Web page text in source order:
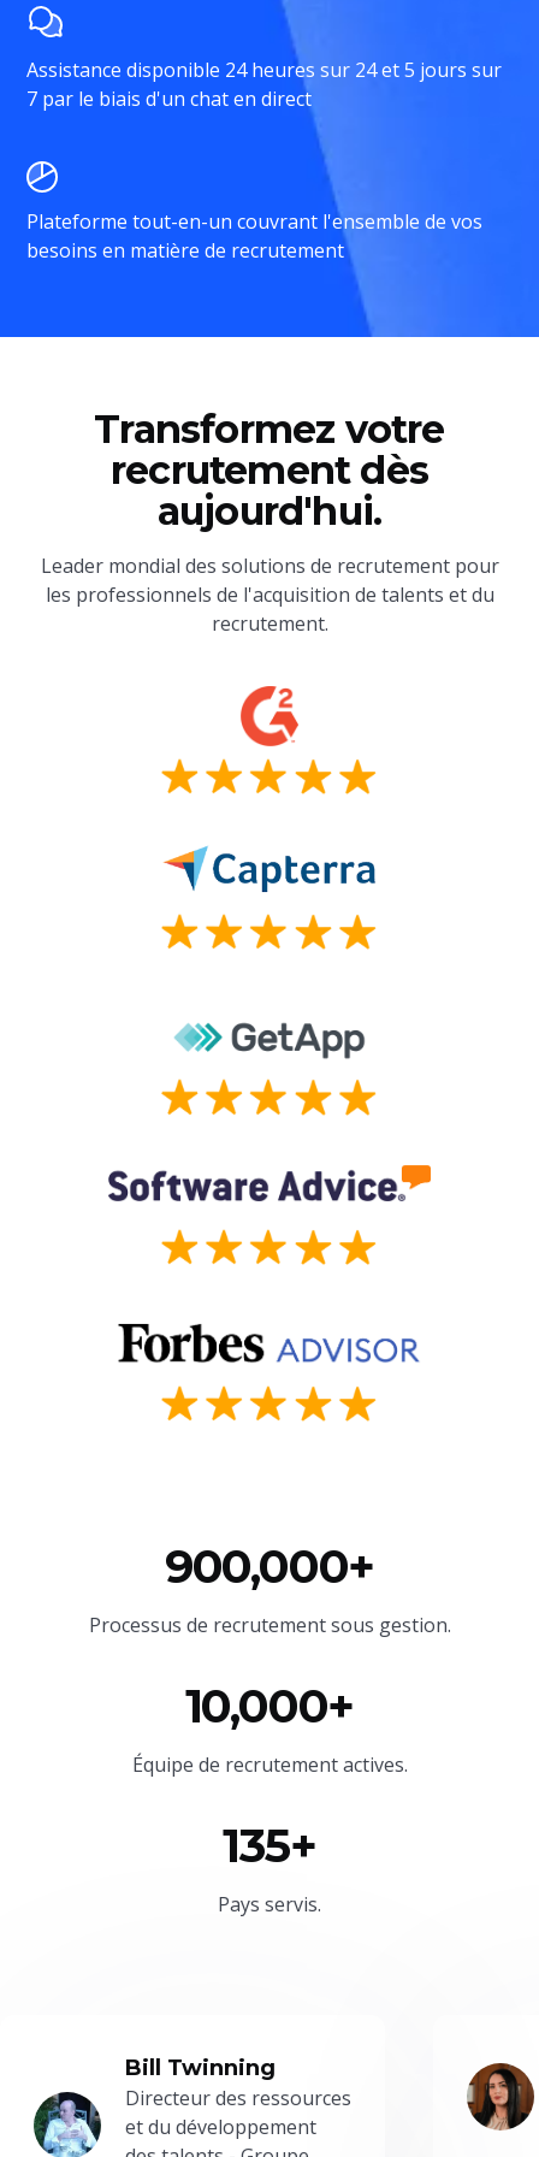
Assistance disponible 24 heures sur 24 et 5 jours sur
7 par le biais d'un chat en direct
Plateforme tout-en-un couvrant l'ensemble de vos
besoins en matière de recrutement
Transformez votre
recrutement dès
aujourd'hui.
Leader mondial des solutions de recrutement pour
les professionnels de l'acquisition de talents et du
recrutement.
900,000+
Processus de recrutement sous gestion.
10,000+
Équipe de recrutement actives.
135+
Pays servis.
Bill Twinning
Directeur des ressources
et du développement